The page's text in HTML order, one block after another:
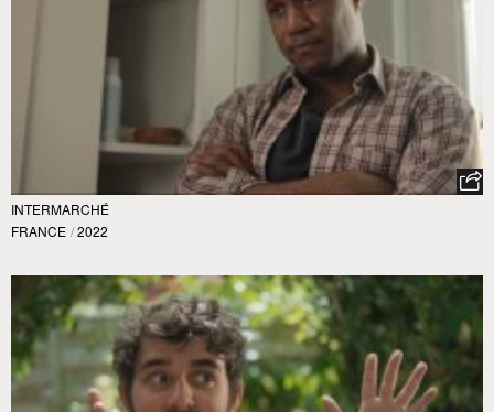
INTERMARCHÉ
FRANCE / 2022